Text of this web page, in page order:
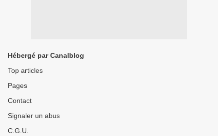
Hébergé par Canalblog
Top articles
Pages
Contact
Signaler un abus
C.G.U.